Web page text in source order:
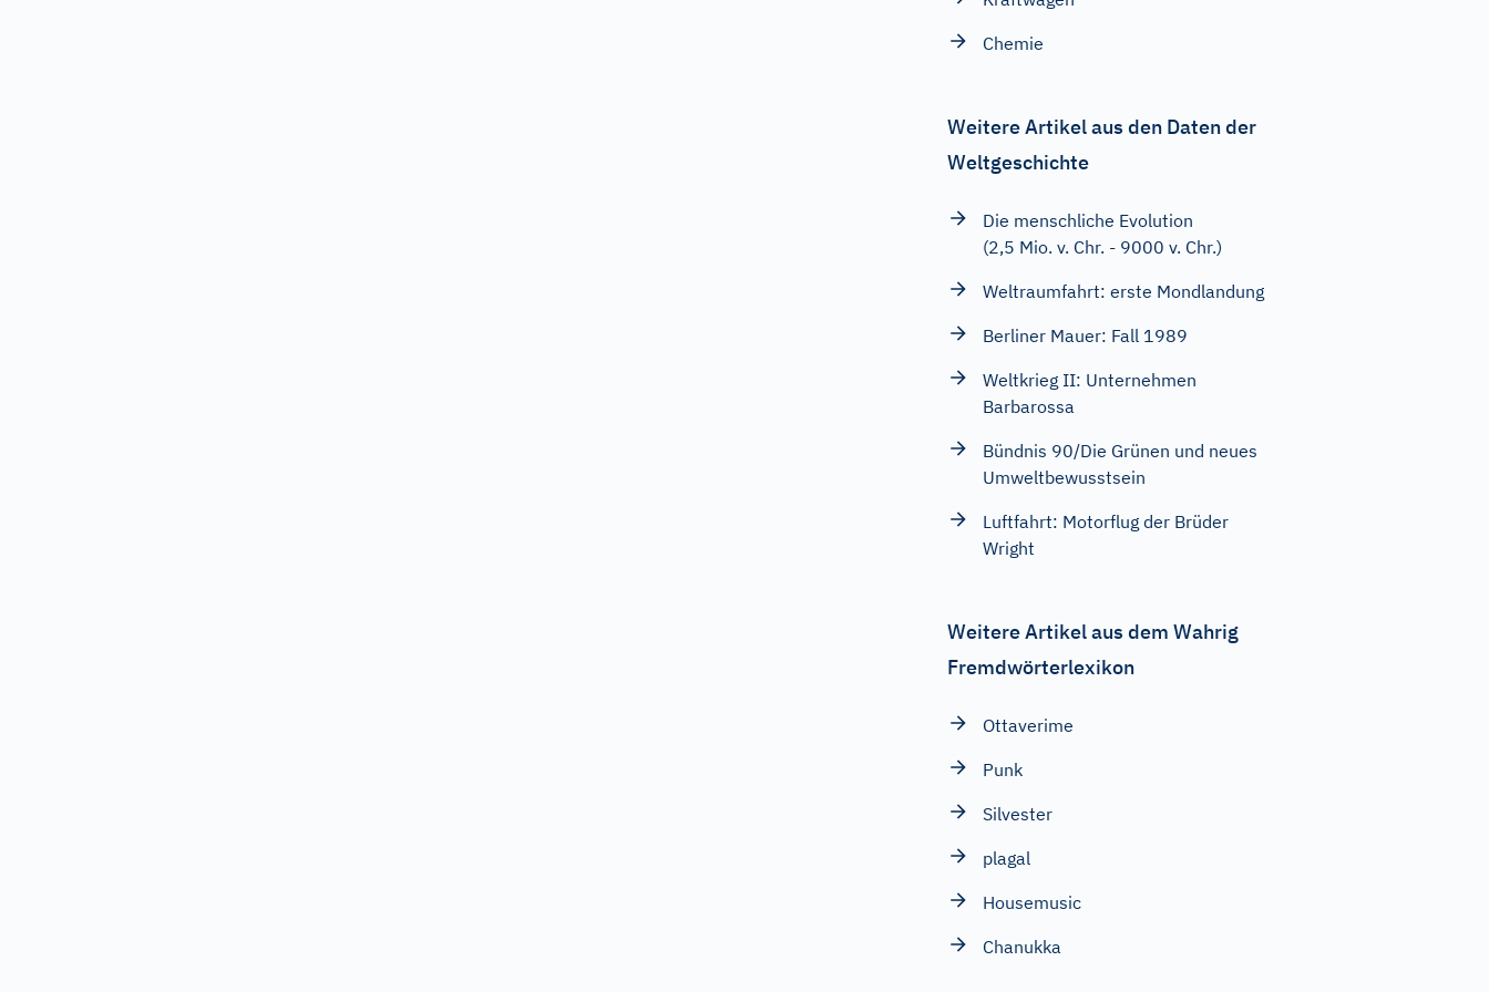
Chemie
Weitere Artikel aus den Daten der
Weltgeschichte
Die menschliche Evolution
(2,5 Mio. v. Chr. - 9000 v. Chr.)
Weltraumfahrt: erste Mondlandung
Berliner Mauer: Fall 1989
Weltkrieg II: Unternehmen
Barbarossa
Bündnis 90/Die Grünen und neues
Umweltbewusstsein
Luftfahrt: Motorflug der Brüder
Wright
Weitere Artikel aus dem Wahrig
Fremdwörterlexikon
Ottaverime
Punk
Silvester
plagal
Housemusic
Chanukka